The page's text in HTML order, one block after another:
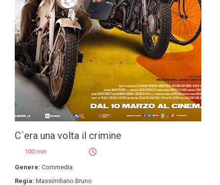
C´era una volta il crimine
100 min
Genere: Commedia
Regia: Massimiliano Bruno